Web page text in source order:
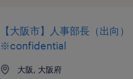
【大阪市】人事部長（出向）
※confidential
大阪, 大阪府